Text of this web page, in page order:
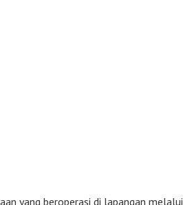
yang beroperasi di lapangan melalui